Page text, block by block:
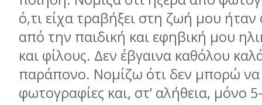
ό,τι είχα τραβήξει στη ζωή µου
από την παιδική και εφηβική µου
και φίλους. Δεν έβγαινα καθόλου
παράπονο. Νοµίζω ότι δεν µπορώ
φωτογραφίες και, στ’ αλήθεια, µόνο